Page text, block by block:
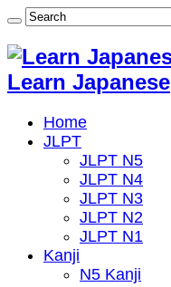
Learn Japanese
Home
JLPT
JLPT N5
JLPT N4
JLPT N3
JLPT N2
JLPT N1
Kanji
N5 Kanji